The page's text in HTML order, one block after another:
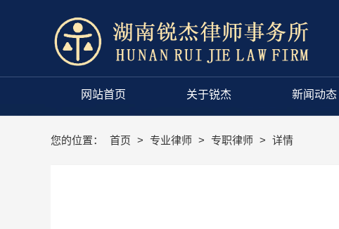
网站首页 关于锐杰 新闻动态
您的位置： 首页 > 专业律师 > 专职律师 > 详情